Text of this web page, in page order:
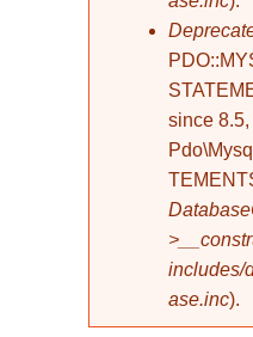
since
includes/
ase.inc).